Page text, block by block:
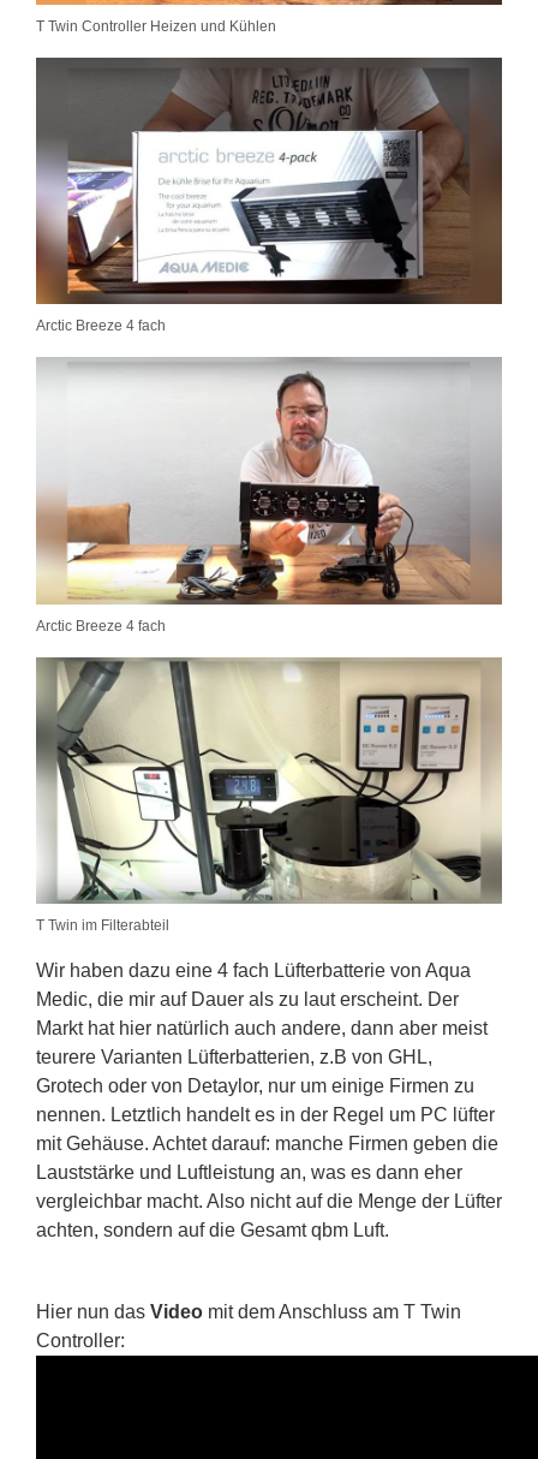
T Twin Controller Heizen und Kühlen
Arctic Breeze 4 fach
Arctic Breeze 4 fach
T Twin im Filterabteil
Wir haben dazu eine 4 fach Lüfterbatterie von Aqua
Medic, die mir auf Dauer als zu laut erscheint. Der
Markt hat hier natürlich auch andere, dann aber meist
teurere Varianten Lüfterbatterien, z.B von GHL,
Grotech oder von Detaylor, nur um einige Firmen zu
nennen. Letztlich handelt es in der Regel um PC lüfter
mit Gehäuse. Achtet darauf: manche Firmen geben die
Lauststärke und Luftleistung an, was es dann eher
vergleichbar macht. Also nicht auf die Menge der Lüfter
achten, sondern auf die Gesamt qbm Luft.
Hier nun das Video mit dem Anschluss am T Twin
Controller: